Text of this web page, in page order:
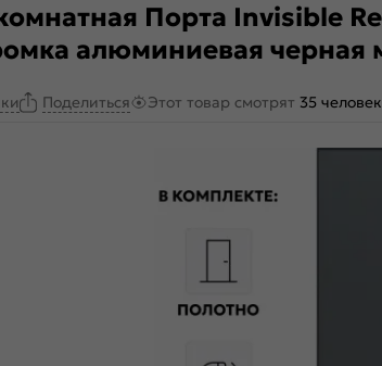
Порта Invisible
алюминиевая черная
Поделиться Этот товар смотрят 35 человек